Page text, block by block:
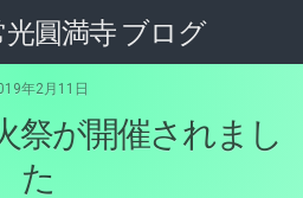
圓満寺 ブログ
年2月11日
祭が開催されまし
た